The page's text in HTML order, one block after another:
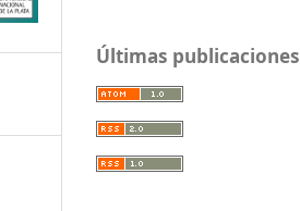
Últimas publicaciones